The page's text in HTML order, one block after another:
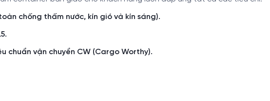
chống thấm nước, kín gió và kín sáng).
chuẩn vận chuyển CW (Cargo Worthy).